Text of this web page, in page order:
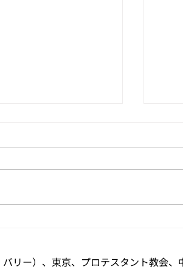
リー）、東京、プロテスタント教会、